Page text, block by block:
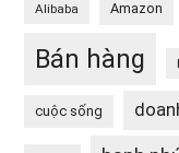
Alibaba Amazon
Bán hàng
cuộc sống